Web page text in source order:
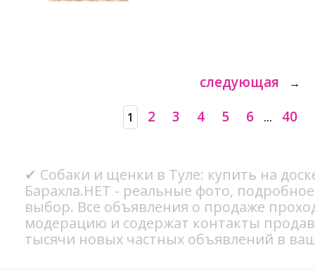
следующая →
1 2 3 4 5 6 ... 40
✔ Собаки и щенки в Туле: купить на
Барахла.НЕТ - реальные фото,
выбор. Все объявления о продаже
модерацию и содержат контакты
тысячи новых частных объявлений в